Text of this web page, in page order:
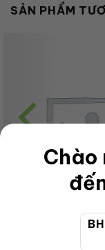
Chào
SẢN PHẨM